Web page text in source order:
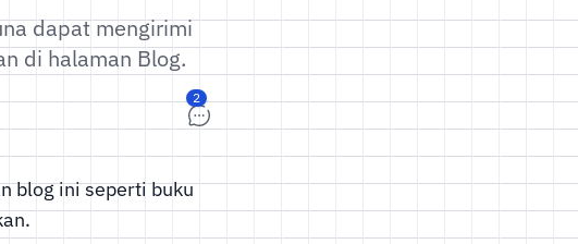
dapat mengirimi
di halaman Blog.
blog ini seperti buku